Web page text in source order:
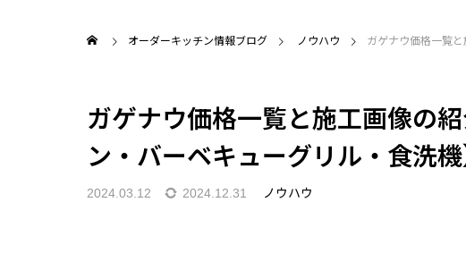
オーダーキッチン情報ブログ ノウハウ ガゲナウ価格一覧と施
ガゲナウ価格一覧と施工画像の
ン・バーベキューグリル・食洗機
2024.03.12 2024.12.31 ノウハウ